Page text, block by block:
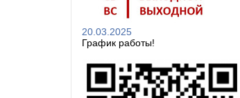
20.03.2025
График работы!